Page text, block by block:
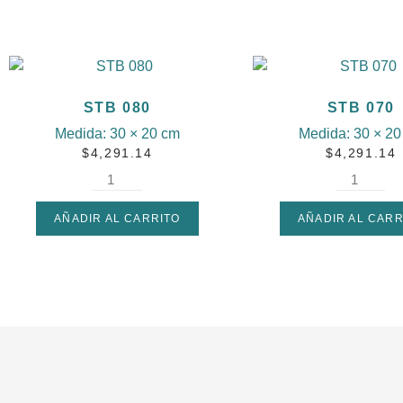
STB 080
Medida: 30 × 20 cm
$4,291.14
AÑADIR AL CARRITO
STB 070
Medida: 30 ×
$4,291.14
AÑADIR AL